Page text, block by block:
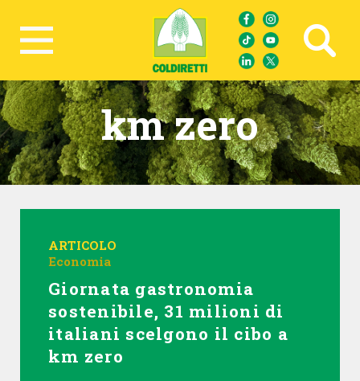
Ricerca avanzata
km zero
ARTICOLO
Economia
Giornata gastronomia
sostenibile, 31 milioni di
italiani scelgono il cibo a
km zero